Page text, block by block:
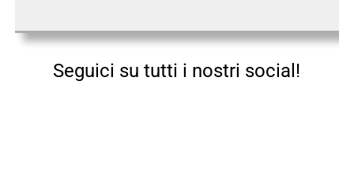
Seguici su tutti i nostri social!